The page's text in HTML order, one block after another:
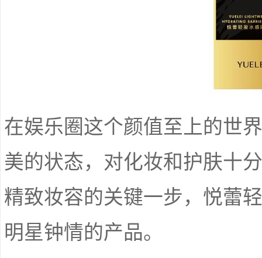
在娱乐圈这个颜值至上的世
美的状态，对化妆和护肤十
精致妆容的关键一步，悦蕾
明星钟情的产品。